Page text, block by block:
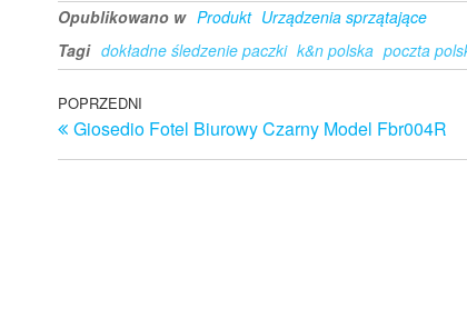
Opublikowano w Produkt Urządzenia sprzątające
Tagi dokładne śledzenie paczki k&n polska poczta
Nawigacja
wpisu
Poprzedni
wpis
POPRZEDNI
Giosedio Fotel Biurowy Czarny Model Fbr004R